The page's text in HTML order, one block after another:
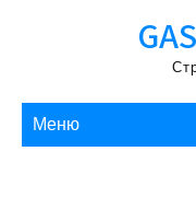
Меню